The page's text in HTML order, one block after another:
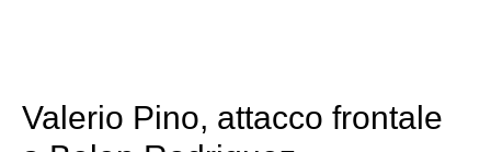
Valerio Pino, attacco frontale